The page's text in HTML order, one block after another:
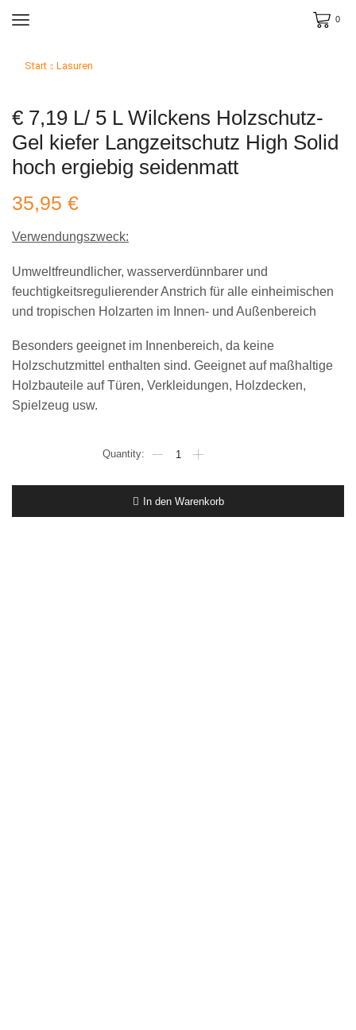
0
Start Lasuren
€ 7,19 L/ 5 L Wilckens Holzschutz-
Gel kiefer Langzeitschutz High Solid
hoch ergiebig seidenmatt
35,95 €
Verwendungszweck:
Umweltfreundlicher, wasserverdünnbarer und
feuchtigkeitsregulierender Anstrich für alle einheimischen
und tropischen Holzarten im Innen- und Außenbereich
Besonders geeignet im Innenbereich, da keine
Holzschutzmittel enthalten sind. Geeignet auf maßhaltige
Holzbauteile auf Türen, Verkleidungen, Holzdecken,
Spielzeug usw.
5
L
Wilckens
In den Warenkorb